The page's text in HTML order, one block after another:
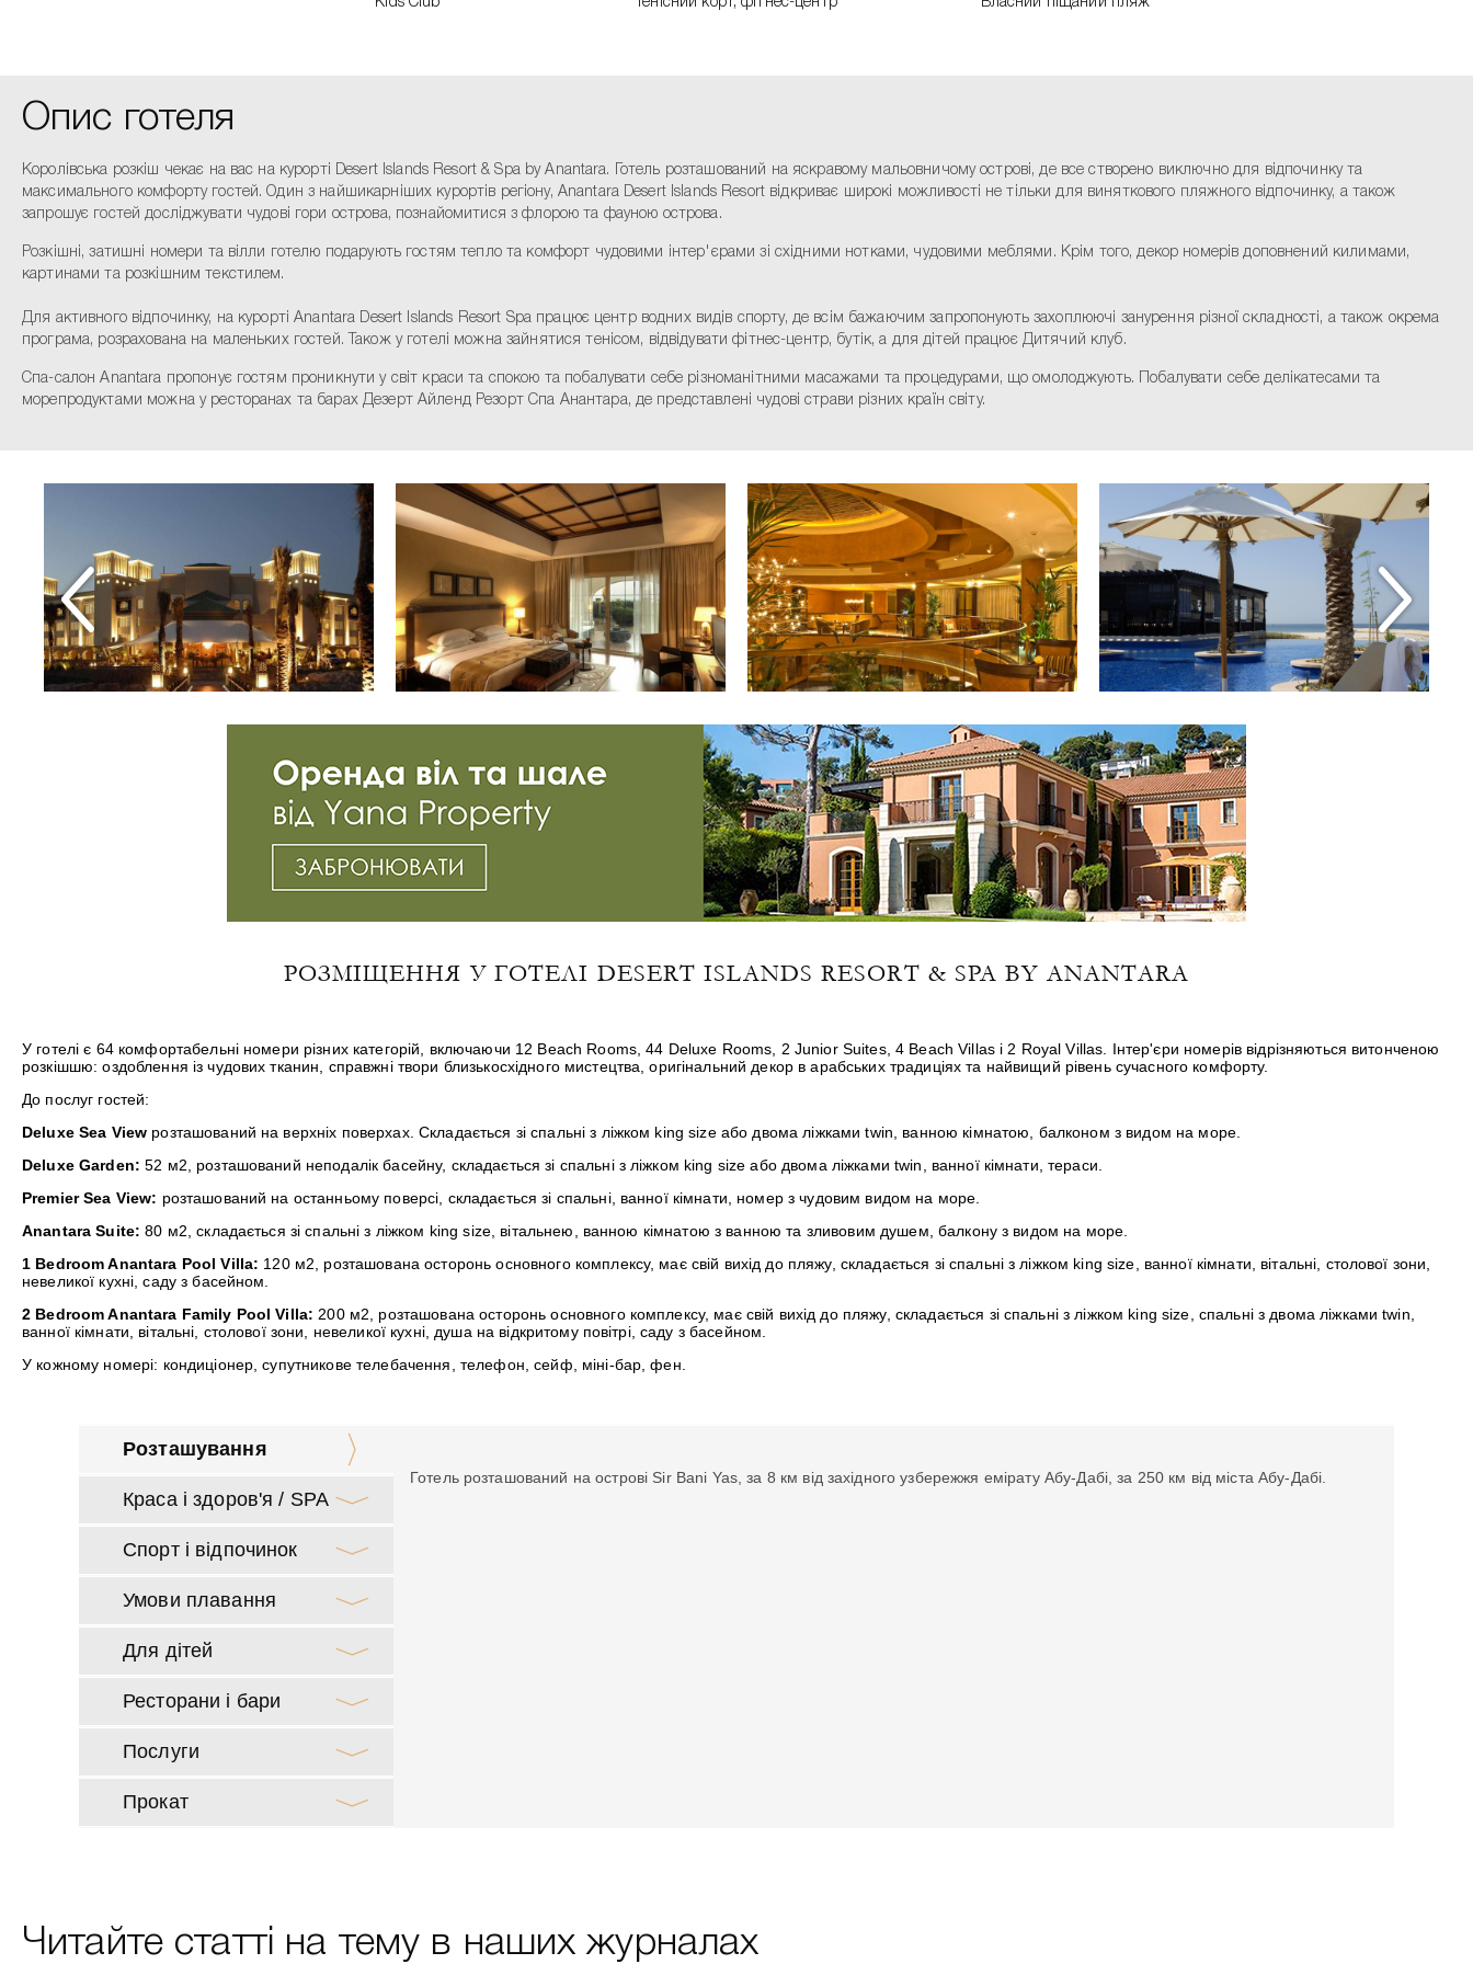
Опис готеля
Королівська розкіш чекає на вас на курорті Desert Islands Resort & Spa by Anantara. Готель розташований на яскравому мальовничому острові, де все створено виключно для відпочинку та
максимального комфорту гостей. Один з найшикарніших курортів регіону, Anantara Desert Islands Resort відкриває широкі можливості не тільки для виняткового пляжного відпочинку, а також
запрошує гостей досліджувати чудові гори острова, познайомитися з флорою та фауною острова.
Розкішні, затишні номери та вілли готелю подарують гостям тепло та комфорт чудовими інтер'єрами зі східними нотками, чудовими меблями. Крім того, декор номерів доповнений килимами,
картинами та розкішним текстилем.
Для активного відпочинку, на курорті Anantara Desert Islands Resort Spa працює центр водних видів спорту, де всім бажаючим запропонують захоплюючі занурення різної складності, а також окрема
програма, розрахована на маленьких гостей. Також у готелі можна зайнятися тенісом, відвідувати фітнес-центр, бутік, а для дітей працює Дитячий клуб.
Спа-салон Anantara пропонує гостям проникнути у світ краси та спокою та побалувати себе різноманітними масажами та процедурами, що омолоджують. Побалувати себе делікатесами та
морепродуктами можна у ресторанах та барах Дезерт Айленд Резорт Спа Анантара, де представлені чудові страви різних країн світу.
РОЗМІЩЕННЯ У ГОТЕЛІ DESERT ISLANDS RESORT & SPA BY ANANTARA
У готелі є 64 комфортабельні номери різних категорій, включаючи 12 Beach Rooms, 44 Deluxe Rooms, 2 Junior Suites, 4 Beach Villas і 2 Royal Villas. Інтер'єри номерів відрізняються витонченою
розкішшю: оздоблення із чудових тканин, справжні твори близькосхідного мистецтва, оригінальний декор в арабських традиціях та найвищий рівень сучасного комфорту.
До послуг гостей:
Deluxe Sea View розташований на верхніх поверхах. Складається зі спальні з ліжком king size або двома ліжками twin, ванною кімнатою, балконом з видом на море.
Deluxe Garden: 52 м2, розташований неподалік басейну, складається зі спальні з ліжком king size або двома ліжками twin, ванної кімнати, тераси.
Premier Sea View: розташований на останньому поверсі, складається зі спальні, ванної кімнати, номер з чудовим видом на море.
Anantara Suite: 80 м2, складається зі спальні з ліжком king size, вітальнею, ванною кімнатою з ванною та зливовим душем, балкону з видом на море.
1 Bedroom Anantara Pool Villa: 120 м2, розташована осторонь основного комплексу, має свій вихід до пляжу, складається зі спальні з ліжком king size, ванної кімнати, вітальні, столової зони,
невеликої кухні, саду з басейном.
2 Bedroom Anantara Family Pool Villa: 200 м2, розташована осторонь основного комплексу, має свій вихід до пляжу, складається зі спальні з ліжком king size, спальні з двома ліжками twin,
ванної кімнати, вітальні, столової зони, невеликої кухні, душа на відкритому повітрі, саду з басейном.
У кожному номері: кондиціонер, супутникове телебачення, телефон, сейф, міні-бар, фен.
Розташування
Краса і здоров'я / SPA
Спорт і відпочинок
Умови плавання
Для дітей
Ресторани і бари
Послуги
Прокат
Готель розташований на острові Sir Bani Yas, за 8 км від західного узбережжя емірату Абу-Дабі, за 250 км від міста Абу-Дабі.
Читайте статті на тему в наших журналах